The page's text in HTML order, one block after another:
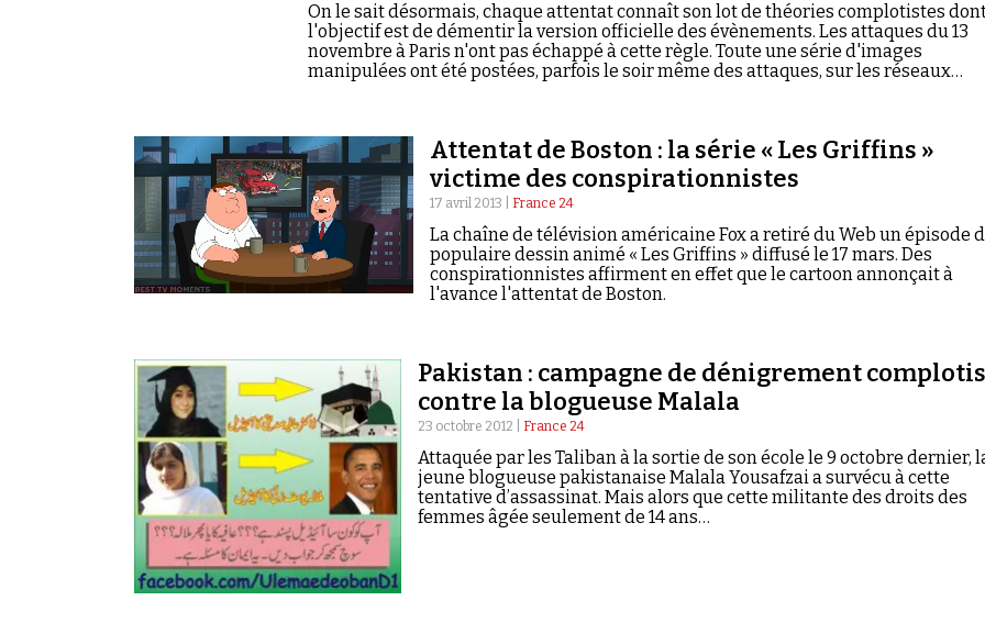
On le sait désormais, chaque attentat connaît son lot de théories complotistes
l'objectif est de démentir la version officielle des évènements. Les attaques du 13
novembre à Paris n'ont pas échappé à cette règle. Toute une série d'images
manipulées ont été postées, parfois le soir même des attaques, sur les réseaux
Attentat de Boston : la série « Les Griffins »
victime des conspirationnistes
17 avril 2013 | France 24
La chaîne de télévision américaine Fox a retiré du Web un épisode
populaire dessin animé « Les Griffins » diffusé le 17 mars. Des
conspirationnistes affirment en effet que le cartoon annonçait à
l'avance l'attentat de Boston.
Pakistan : campagne de dénigrement
23 octobre 2012 | France 24
Attaquée par les Taliban à la sortie de son école le 9 octobre dernier,
jeune blogueuse pakistanaise Malala Yousafzai a survécu à cette
tentative d’assassinat. Mais alors que cette militante des droits des
femmes âgée seulement de 14 ans…